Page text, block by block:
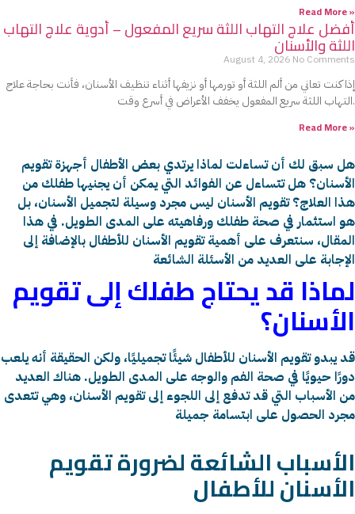
Read More »
أفضل علاج التهاب اللثة سريع المفعول – أدوية علاج التهاب
اللثة والأسنان
August 4, 2026 No Comments
إذا كنت تعاني من ألم اللثة أو تورمها أو نزيفها أثناء تنظيف الأسنان، فأنت بحاجة علاج
التهاب اللثة سريع المفعول يخفف الأعراض في أسرع وقت.
Read More »
هل سبق لك أن تساءلت لماذا يرتدي بعض الأطفال أجهزة تقويم
الأسنان؟ هل تتساءل عن الفوائد التي يمكن أن يجنيها طفلك من
هذا العلاج؟ تقويم الأسنان ليس مجرد وسيلة لتجميل الأسنان، بل
هو استثمار في صحة طفلك ورفاهيته على المدى الطويل. في هذا
المقال، سنتعرف على أهمية تقويم الأسنان للأطفال بالإضافة إلى
الإجابة على العديد من الأسئلة الشائعة
لماذا قد يحتاج طفلك إلى تقويم
الأسنان؟
قد يبدو تقويم الأسنان للأطفال شيئًا تجميليًا، ولكن الحقيقة أنه يلعب
دورًا حيويًا في صحة الفم والوجه على المدى الطويل. هناك العديد
من الأسباب التي قد تدفع إلى اللجوء إلى تقويم الأسنان، وهي تتعدى
مجرد الحصول على ابتسامة جميلة
الأسباب الشائعة لضرورة تقويم
الأسنان للأطفال